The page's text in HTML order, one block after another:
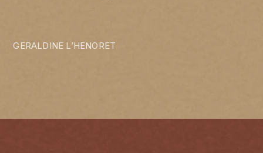
GERALDINE L’HENORET